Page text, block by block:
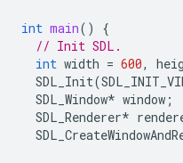
int main()
{
// Init SDL.
int width = 600,
SDL_Init(
SDL_Window* window ;
SDL_Renderer*